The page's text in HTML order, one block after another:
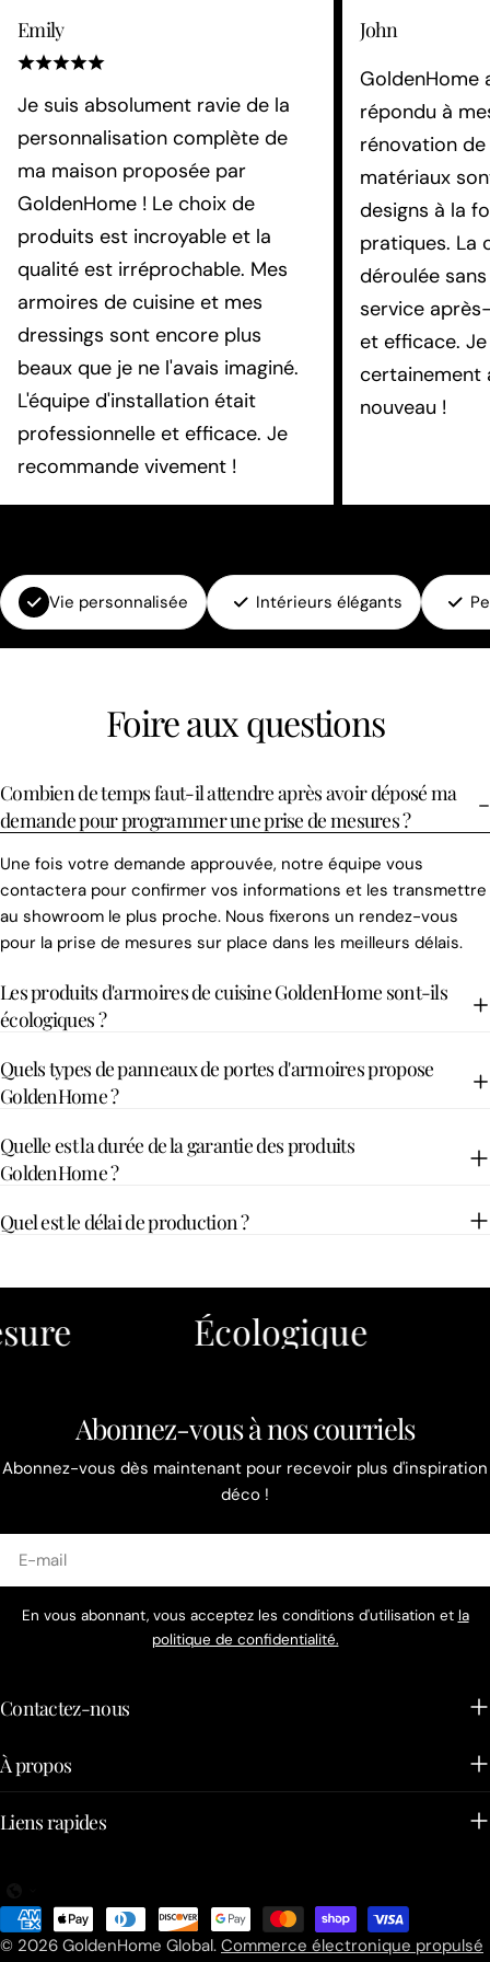
Emily
Je suis absolument ravie de la
personnalisation complète de
ma maison proposée par
GoldenHome ! Le choix de
produits est incroyable et la
qualité est irréprochable. Mes
armoires de cuisine et mes
dressings sont encore plus
beaux que je ne l'avais imaginé.
L'équipe d'installation était
professionnelle et efficace. Je
recommande vivement !
John
GoldenHome
répondu à
rénovation
matériaux
designs à la
pratiques. La
déroulée
service
et efficace.
certainement
nouveau !
Vie personnalisée Intérieurs élégants
Foire aux questions
Combien de temps faut-il attendre après avoir déposé ma
demande pour programmer une prise de mesures ?
Une fois votre demande approuvée, notre équipe vous
contactera pour confirmer vos informations et les transmettre
au showroom le plus proche. Nous fixerons un rendez-vous
pour la prise de mesures sur place dans les meilleurs délais.
Les produits d'armoires de cuisine GoldenHome sont-ils
écologiques ?
Quels types de panneaux de portes d'armoires propose
GoldenHome ?
Quelle est la durée de la garantie des produits
GoldenHome ?
Quel est le délai de production ?
Écologique
Abonnez-vous à nos courriels
Abonnez-vous dès maintenant pour recevoir plus d'inspiration
déco !
mail
En vous abonnant, vous acceptez les conditions d'utilisation et la
politique de confidentialité.
Contactez-nous
À propos
Liens rapides
© 2026 GoldenHome Global. Commerce électronique propulsé
Méthodes
de